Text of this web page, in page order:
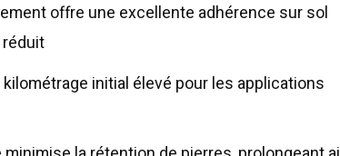
offre une excellente adhérence sur sol
initial élevé pour les applications